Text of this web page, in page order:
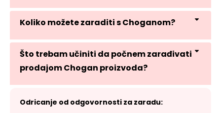
Koliko možete zaraditi s Choganom?
Što trebam učiniti da počnem zarađivati
prodajom Chogan proizvoda?
Odricanje od odgovornosti za zaradu: